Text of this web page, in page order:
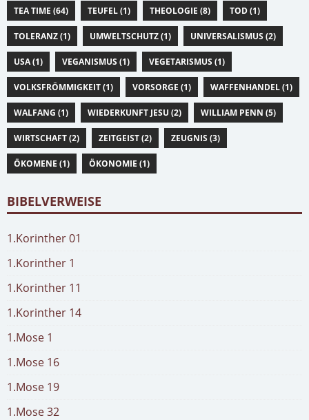
TEA TIME (64) TEUFEL (1) THEOLOGIE (8) TOD (1)
TOLERANZ (1) UMWELTSCHUTZ (1) UNIVERSALISMUS (2)
USA (1) VEGANISMUS (1) VEGETARISMUS (1)
VOLKSFRÖMMIGKEIT (1) VORSORGE (1) WAFFENHANDEL (1)
WALFANG (1) WIEDERKUNFT JESU (2) WILLIAM PENN (5)
WIRTSCHAFT (2) ZEITGEIST (2) ZEUGNIS (3)
ÖKOMENE (1) ÖKONOMIE (1)
BIBELVERWEISE
1.Korinther 01
1.Korinther 1
1.Korinther 11
1.Korinther 14
1.Mose 1
1.Mose 16
1.Mose 19
1.Mose 32